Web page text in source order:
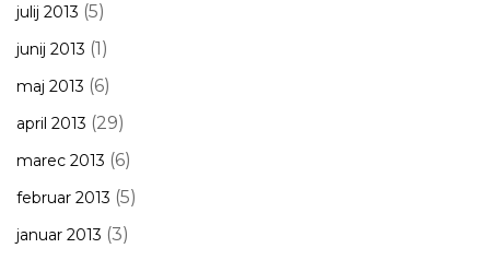
julij 2013 (5)
junij 2013 (1)
maj 2013 (6)
april 2013 (29)
marec 2013 (6)
februar 2013 (5)
januar 2013 (3)